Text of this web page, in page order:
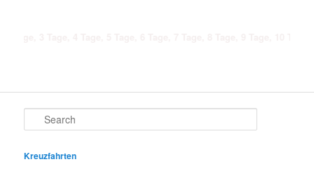
Search
Kreuzfahrten